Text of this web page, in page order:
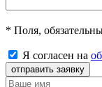
* Поля,
Я согласен на
отправить заявку